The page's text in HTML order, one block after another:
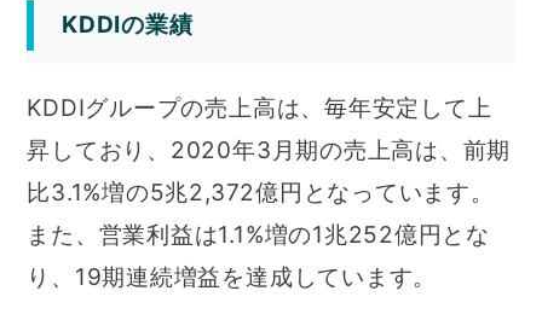
KDDIの業績
KDDIグループの売上高は、毎年安定して上
昇しており、2020年3月期の売上高は、前期
比3.1%増の5兆2,372億円となっています。
また、営業利益は1.1%増の1兆252億円とな
り、19期連続増益を達成しています。